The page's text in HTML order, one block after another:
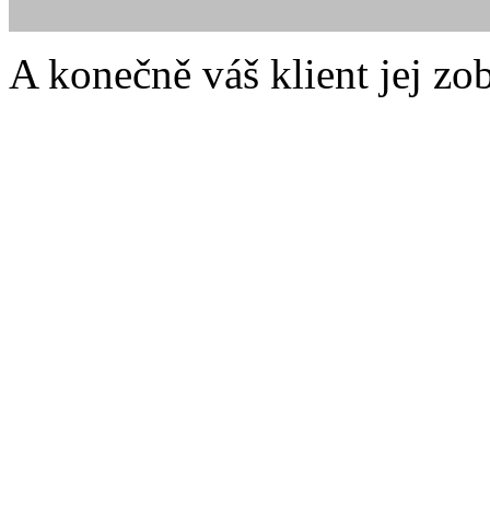
A konečně váš klient jej